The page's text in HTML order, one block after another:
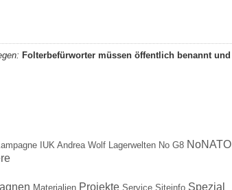
Folterbefürworter müssen öffentlich benannt und
IUK Andrea Wolf Lagerwelten No G8 NoNATO
Materialien Projekte Service Siteinfo Spezial